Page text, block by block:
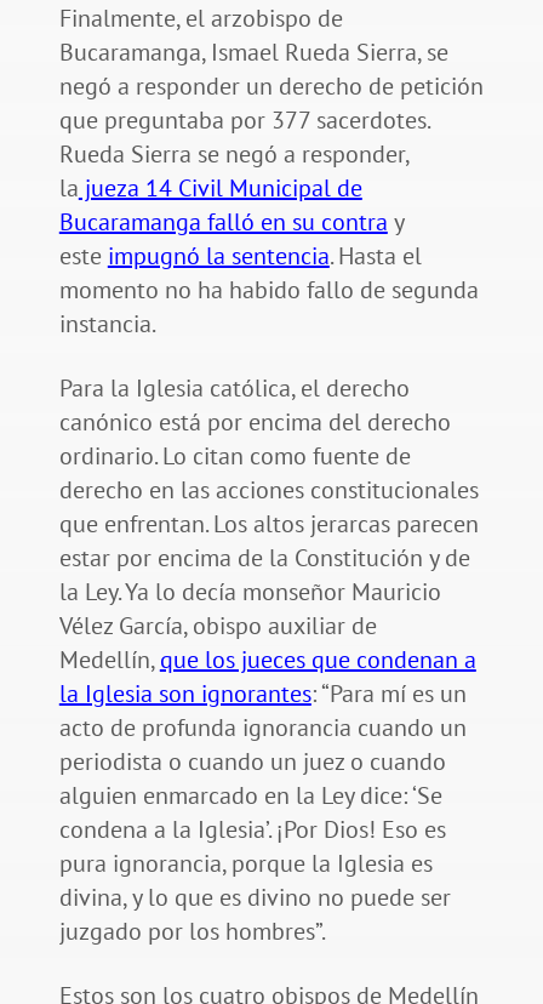
Finalmente, el arzobispo de
Bucaramanga, Ismael Rueda Sierra, se
negó a responder un derecho de petición
que preguntaba por 377 sacerdotes.
Rueda Sierra se negó a responder,
la jueza 14 Civil Municipal de
Bucaramanga falló en su contra y
este impugnó la sentencia. Hasta el
momento no ha habido fallo de segunda
instancia.
Para la Iglesia católica, el derecho
canónico está por encima del derecho
ordinario. Lo citan como fuente de
derecho en las acciones constitucionales
que enfrentan. Los altos jerarcas parecen
estar por encima de la Constitución y de
la Ley. Ya lo decía monseñor Mauricio
Vélez García, obispo auxiliar de
Medellín,que los jueces que condenan a
la Iglesia son ignorantes: “Para mí es un
acto de profunda ignorancia cuando un
periodista o cuando un juez o cuando
alguien enmarcado en la Ley dice: ‘Se
condena a la Iglesia’. ¡Por Dios! Eso es
pura ignorancia, porque la Iglesia es
divina, y lo que es divino no puede ser
juzgado por los hombres”.
Estos son los cuatro obispos de Medellín